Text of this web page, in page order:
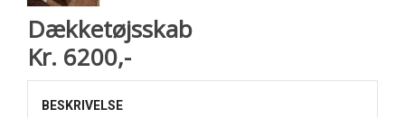
Dækketøjsskab
Kr. 6200,-
BESKRIVELSE